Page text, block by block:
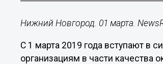
Нижний Новгород. 01 марта.
С 1 марта 2019 года вступают в
организациям в части качества